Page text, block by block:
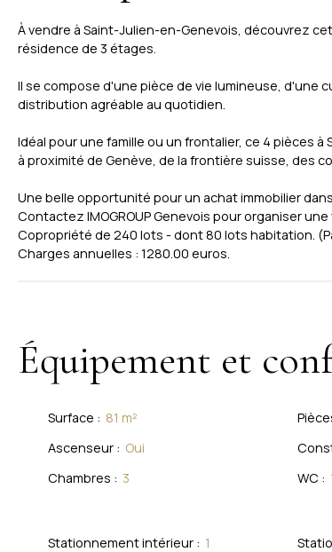
À vendre à Saint-Julien-en-Genevois, découvrez
résidence de 3 étages.
Il se compose d'une pièce de vie lumineuse, d'une
distribution agréable au quotidien.
Idéal pour une famille ou un frontalier, ce 4 pièces
à proximité de Genève, de la frontière suisse, des
Une belle opportunité pour un achat immobilier
Contactez IMOGROUP Genevois pour organiser une
Copropriété de 240 lots - dont 80 lots habitation.
Charges annuelles : 1280.00 euros.
Équipement et
Surface : 81 m²
Ascenseur : Oui
Chambres : 3 WC :
Stationnement intérieur : 1